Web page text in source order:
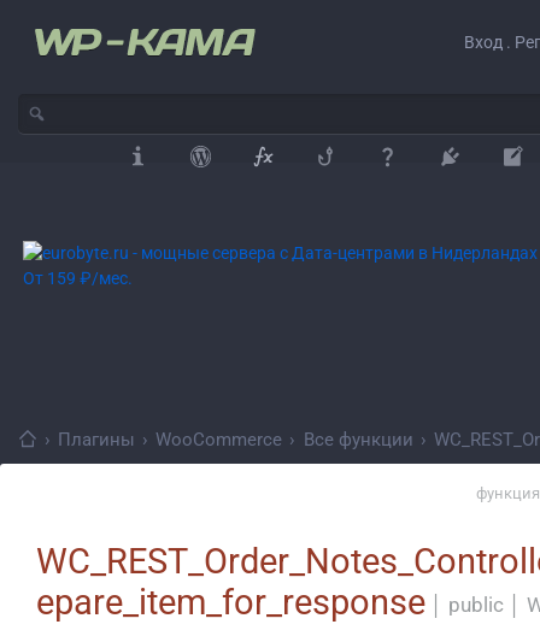
Вход .
› Плагины › WooCommerce › Все функции ›
epare_item_for_response
public